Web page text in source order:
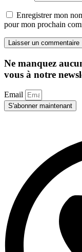
Enregistrer mon
pour mon prochain
Ne manquez
vous à notre
Email
S'abonner maintenant